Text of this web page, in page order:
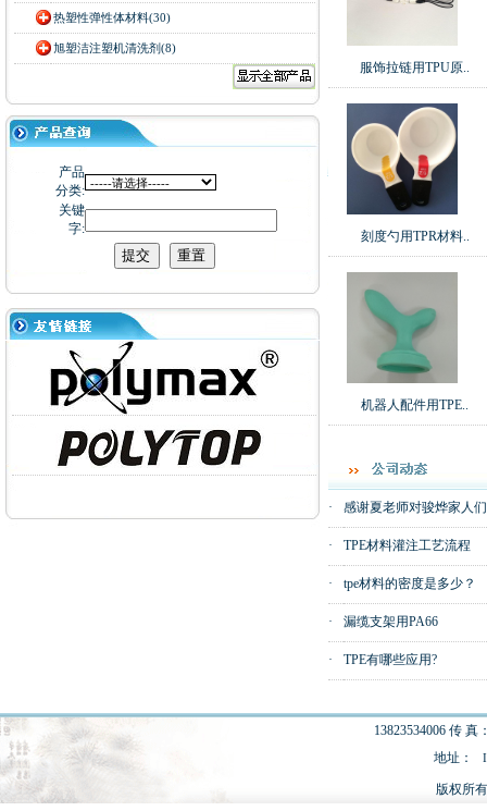
热塑性弹性体材料(30)
旭塑洁注塑机清洗剂(8)
产品
分类:
关键
字:
服饰拉链用TPU原..
刻度勺用TPR材料..
机器人配件用TPE..
· 感谢夏老师对骏烨家人
· TPE材料灌注工艺流程
· tpe材料的密度是多少？
· 漏缆支架用PA66
· TPE有哪些应用?
13823534006 传 真
地址：
版权所